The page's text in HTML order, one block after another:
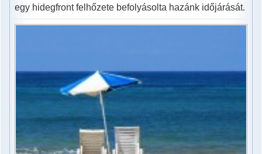
egy hidegfront felhőzete befolyásolta hazánk időjárását.